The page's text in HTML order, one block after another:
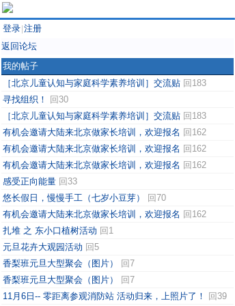
登录 注册
返回论坛
我的帖子
［北京儿童认知与家庭科学素养培训］交流贴 回183
寻找组织！
回30
［北京儿童认知与家庭科学素养培训］交流贴 回183
有机会邀请大陆来北京做家长培训，欢迎报名 回162
有机会邀请大陆来北京做家长培训，欢迎报名 回162
有机会邀请大陆来北京做家长培训，欢迎报名 回162
感受正向能量 回33
悠长假日，慢慢手工（七岁小豆芽）
回70
有机会邀请大陆来北京做家长培训，欢迎报名 回162
扎堆 之 东小口植树活动 回1
元旦花卉大观园活动 回5
香梨班元旦大型聚会（图片）
回7
香梨班元旦大型聚会（图片）
回7
11月6日-- 零距离参观消防站 活动归来，上照片了！
回39